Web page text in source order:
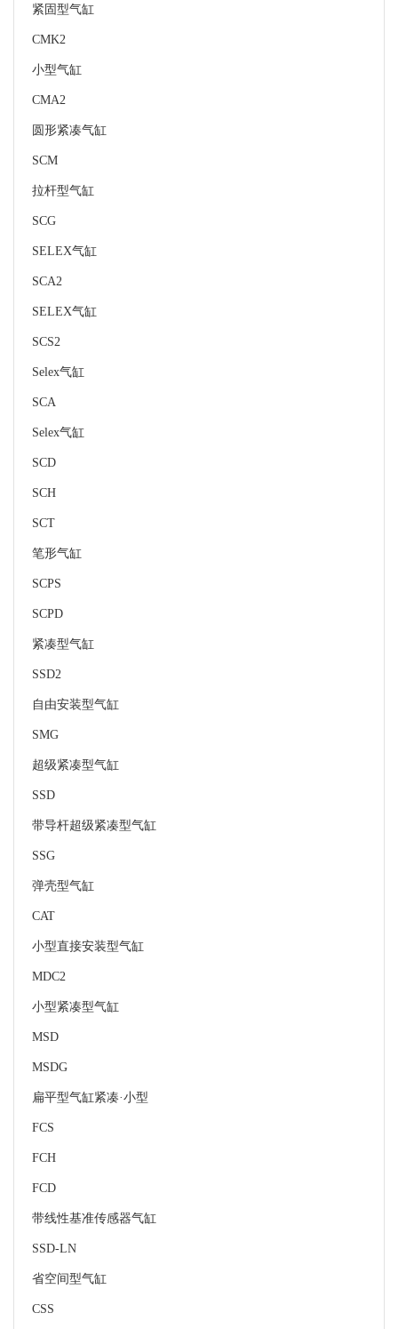
紧固型气缸
CMK2
小型气缸
CMA2
圆形紧凑气缸
SCM
拉杆型气缸
SCG
SELEX气缸
SCA2
SELEX气缸
SCS2
Selex气缸
SCA
Selex气缸
SCD
SCH
SCT
笔形气缸
SCPS
SCPD
紧凑型气缸
SSD2
自由安装型气缸
SMG
超级紧凑型气缸
SSD
带导杆超级紧凑型气缸
SSG
弹壳型气缸
CAT
小型直接安装型气缸
MDC2
小型紧凑型气缸
MSD
MSDG
扁平型气缸紧凑·小型
FCS
FCH
FCD
带线性基准传感器气缸
SSD-LN
省空间型气缸
CSS